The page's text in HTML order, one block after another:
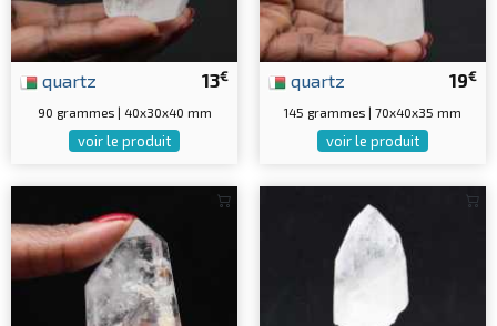
13€
quartz
90 grammes | 40x30x40 mm
voir le produit
19€
quartz
145 grammes | 70x40x35 mm
voir le produit